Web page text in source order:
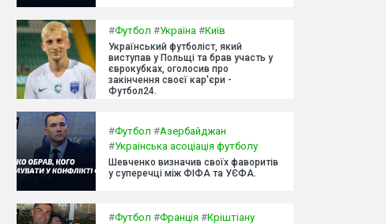
#Футбол #Україна #Київ
Український футболіст, який
виступав у Польщі та брав участь у
єврокубках, оголосив про
закінчення своєї кар'єри -
Футбол24.
#Футбол #Азербайджан
#Українська асоціація футболу
Шевченко визначив своїх фаворитів
у суперечці між ФІФА та УЄФА.
#Футбол #Франція #Кріштіану